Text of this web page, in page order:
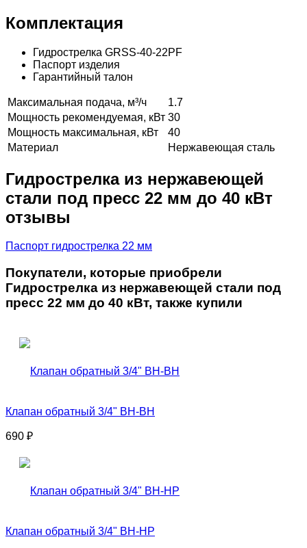
Комплектация
Гидрострелка GRSS-40-22PF
Паспорт изделия
Гарантийный талон
Максимальная подача, м³/ч
1.7
Мощность рекомендуемая, кВт 30
Мощность максимальная, кВт
40
Материал
Нержавеющая сталь
Гидрострелка из нержавеющей
стали под пресс 22 мм до 40 кВт
отзывы
Паспорт гидрострелка 22 мм
Покупатели, которые приобрели
Гидрострелка из нержавеющей стали под
пресс 22 мм до 40 кВт, также купили
Клапан обратный 3/4" ВН-ВН
690 ₽
Клапан обратный 3/4" ВН-НР